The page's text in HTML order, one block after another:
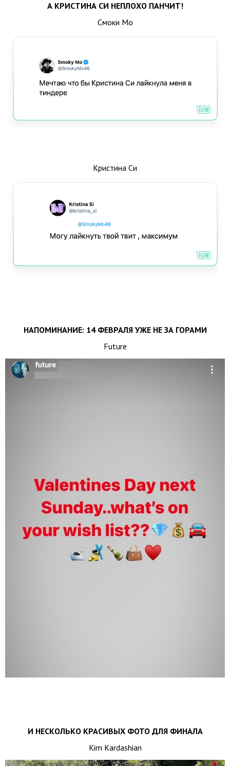
А КРИСТИНА СИ НЕПЛОХО ПАНЧИТ!
Смоки Мо
Кристина Си
НАПОМИНАНИЕ: 14 ФЕВРАЛЯ УЖЕ НЕ ЗА ГОРАМИ
Future
И НЕСКОЛЬКО КРАСИВЫХ ФОТО ДЛЯ ФИНАЛА
Kim Kardashian